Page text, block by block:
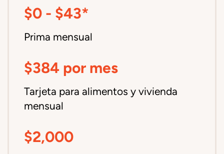
$0 - $43*
Prima mensual
$384 por mes
Tarjeta para alimentos y vivienda
mensual
$2,000